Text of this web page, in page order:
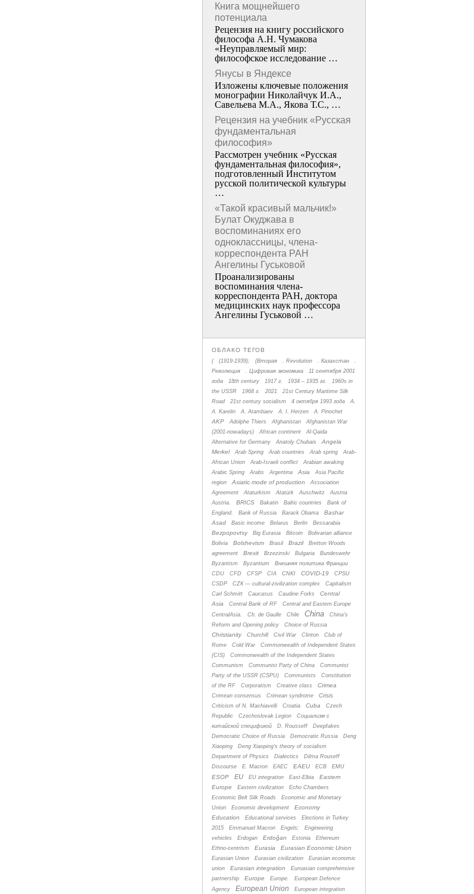
Книга мощнейшего
потенциала
Рецензия на книгу российского
философа А.Н. Чумакова
«Неуправляемый мир:
философское исследование …
Янусы в Яндексе
Изложены ключевые положения
монографии Николайчук И.А.,
Савельева М.А., Якова Т.С., …
Рецензия на учебник «Русская
фундаментальная
философия»
Рассмотрен учебник «Русская
фундаментальная философия»,
подготовленный Институтом
русской политической культуры
…
«Такой красивый мальчик!»
Булат Окуджава в
воспоминаниях его
одноклассницы, члена-
корреспондента РАН
Ангелины Гуськовой
Проанализированы
воспоминания члена­
корреспондента РАН, доктора
медицинских наук профессора
Ангелины Гуськовой …
ОБЛАКО ТЕГОВ
( (1919-1939); (Вторая . Revolution . Казахстан
.
Революция
. Цифровая экономика
11 сентября 2001
года
18th century 1917 г. 1934 – 1935 гг.
1960s in
the USSR
1968 г. 2021
21st Century Maritime Silk
Road
21st century socialism 4 октября 1993 года
A.
A. Karelin
A. Atambaev A. I. Herzen A. Pinochet
AKP Adolphe Thiers Afghanistan
Afghanistan War
(2001-nowadays)
African continent
Al-Qaida
Alternative for Germany
Anatoly Chubais
Angela
Merkel
Arab Spring Arab countries Arab spring
Arab-
African Union
Arab-Israeli conflict
Arabian awaking
Arabic Spring
Arabs Argentina Asia
Asia Pacific
region
Asiatic mode of production
Association
Agreement
Ataturkism Atatürk Auschwitz
Austria
Austria.
BRICS Bakatin Baltic countries
Bank of
England.
Bank of Russia Barack Obama
Bashar
Asad
Basic income Belarus Berlin Bessarabia
Bezpopovtsy Big Eurasia Bitcoin
Bolivarian alliance
Bolivia
Bolshevism Brasil Brazil
Bretton Woods
agreement
Brexit Brzezinski Bulgaria
Bundeswehr
Byzantism
Byzantium
Bнешняя политика Франции
CDU
CFD CFSP CIA CNKI COVID-19
CPSU
CSDP
CZК — cultural-zivilization complex
Capitalism
Carl Schmitt
Caucasus Caudine Forks
Central
Asia
Central Bank of RF
Central and Eastern Europe
CentralAsia.
Ch. de Gaulle Chile China
China's
Reform and Opening policy
Choice of Russia
Christianity Churchill Civil War Clinton
Club of
Rome
Cold War
Commonwealth of Independent States
(CIS)
Commonwealth of the Independent States
Communism
Communist Party of China
Communist
Party of the USSR (CSPU)
Communists
Constitution
of the RF
Corporatism Creative class Crimea
Crimean consensus Crimean syndrome Crisis
Criticism of N. Machiavelli Croatia Cuba
Czech
Republic
Czechoslovak Legion
Cоциализм с
китайской спецификой
D. Rousseff
Deepfakes
Democratic Choice of Russia
Democratic Russia
Deng
Xiaoping
Deng Xiaoping's theory of socialism
Department of Physics
Dialectics
Dilma Rouseff
Discourse
E. Macron EAEC EAEU ECB EMU
ESOP EU EU integration East-Elbia
Eastern
Europe
Eastern civilization
Echo Chambers
Economic Belt Silk Roads
Economic and Monetary
Union
Economic development
Economy
Education
Educational services
Elections in Turkey
2015
Emmanuel Macron Engels;
Engineering
vehicles
Erdogan Erdoğan Estonia
Ethereum
Ethno-centrism
Eurasia Eurasian Economic Union
Eurasian Union Eurasian civilization
Eurasian economic
union
Eurasian integration
Euroasian comprehensive
partnership
Europe Europe.
European Defence
Agency
European Union
European integration